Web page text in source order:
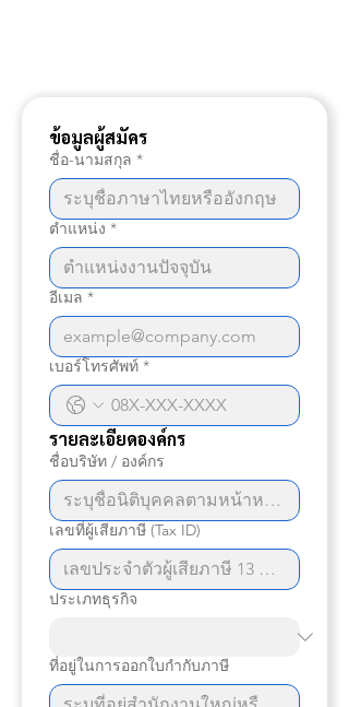
ข้อมูลผู้สมัคร
ชื่อ-นามสกุล *
ตำแหน่ง *
อีเมล *
เบอร์โทรศัพท์ *
รายละเอียดองค์กร
ชื่อบริษัท / องค์กร
เลขที่ผู้เสียภาษี (Tax ID)
ประเภทธุรกิจ
ที่อยู่ในการออกใบกำกับภาษี